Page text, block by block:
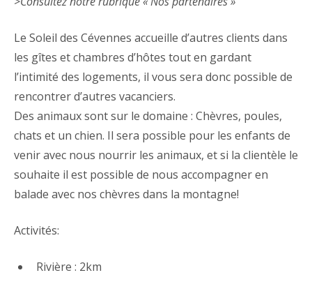
Le Soleil des Cévennes accueille d’autres clients dans
les gîtes et chambres d’hôtes tout en gardant
l’intimité des logements, il vous sera donc possible de
rencontrer d’autres vacanciers.
Des animaux sont sur le domaine : Chèvres, poules,
chats et un chien. Il sera possible pour les enfants de
venir avec nous nourrir les animaux, et si la clientèle le
souhaite il est possible de nous accompagner en
balade avec nos chèvres dans la montagne!
Activités:
Rivière : 2km